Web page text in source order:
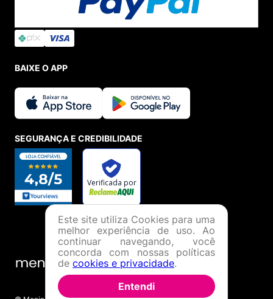
BAIXE O APP
SEGURANÇA E CREDIBILIDADE
Este site utiliza Cookies para uma
melhor experiência de uso. Ao
continuar navegando, você
concorda com nossas políticas
de cookies e privacidade.
Entendi